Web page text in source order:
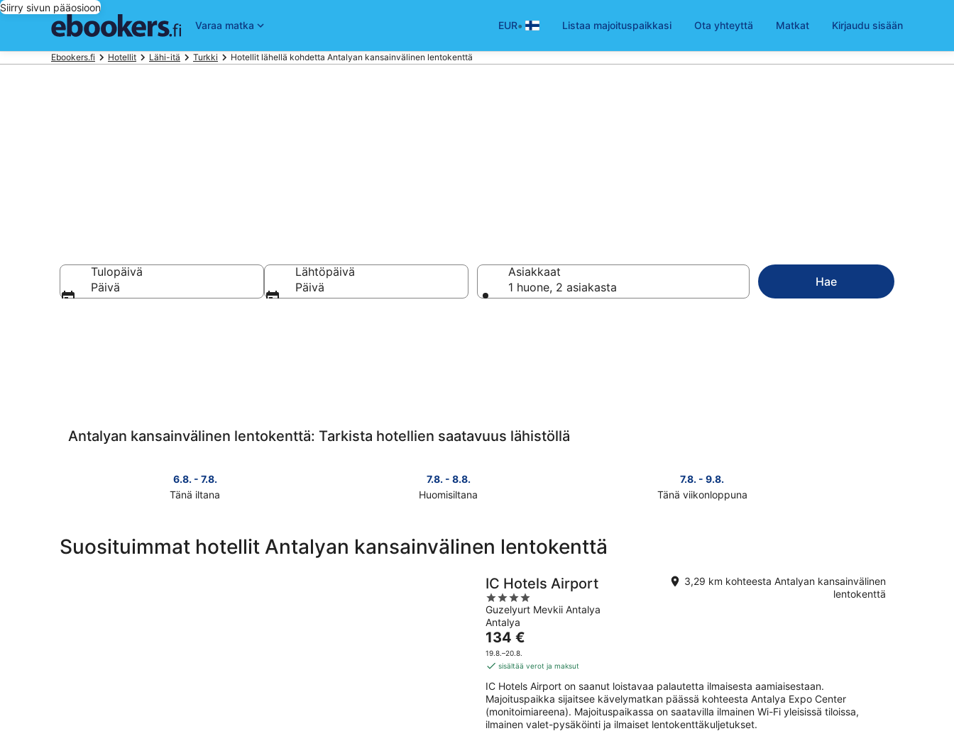
Siirry sivun pääosioon
Varaa matka
EUR• Listaa majoituspaikkasi Ota yhteyttä Matkat Kirjaudu sisään
Ebookers.fi Hotellit Lähi-itä Turkki Hotellit lähellä kohdetta Antalyan kansainvälinen lentokenttä
Tulopäivä
Päivä
Lähtöpäivä
Päivä
Asiakkaat
1 huone, 2 asiakasta
Hae
Antalyan kansainvälinen lentokenttä: Tarkista hotellien saatavuus lähistöllä
6.8. - 7.8.
Tänä iltana
lähellä
kohdetta
7.8. - 8.8.
Huomisiltana
lähellä
kohdetta
7.8. - 9.8.
Tänä viikonloppuna
lähellä
kohdetta
kansainvälinen
lentokenttä
täksi
kansainvälinen
lentokenttä
Suosituimmat hotellit Antalyan kansainvälinen lentokenttä
IC Hotels Airport
4
out
of
5
Guzelyurt Mevkii Antalya
Antalya
3,29 km kohteesta Antalyan kansainvälinen
lentokenttä
Hinta
on
134 €
yö
134 €
19.8.–20.8.
sisältää verot ja maksut
IC Hotels Airport on saanut loistavaa palautetta ilmaisesta aamiaisestaan.
Majoituspaikka sijaitsee kävelymatkan päässä kohteesta Antalya Expo Center
(monitoimiareena). Majoituspaikassa on saatavilla ilmainen Wi-Fi yleisissä tiloissa,
ilmainen valet-pysäköinti ja ilmaiset lentokenttäkuljetukset.